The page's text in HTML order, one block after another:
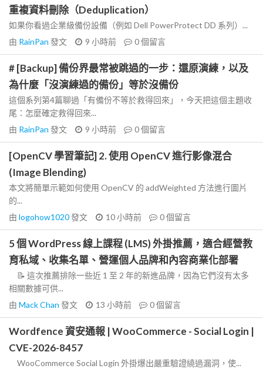
重複資料刪除（Deduplication）
如果你看過企業級備份設備（例如 Dell PowerProtect DD 系列）...
由 RainPan 發文 9 小時前 0個留言
# [Backup] 備份界最常被跳過的一步：還原演練，以及
為什麼「沒演練過的備份」等於沒備份
這個系列第4篇聊過「有備份不等於救得回來」，今天把這個主題收
尾：怎麼確定救得回來...
由 RainPan 發文 9 小時前 0個留言
[OpenCV 學習筆記] 2. 使用 OpenCV 進行影像混合
(Image Blending)
本文將簡單示範如何使用 OpenCV 的 addWeighted 方法進行圖片
的...
由 logohow1020發文 10 小時前 0個留言
5 個 WordPress 線上課程 (LMS) 外掛推薦，適合經營教
育私域、收集名單、營運個人品牌和內容商業化部署
📝 這次推薦排除一些近 1 至 2 年的新進品牌，因為它們沒有太多
相關數據可供...
由 Mack Chan 發文 13 小時前 0個留言
Wordfence 資安通報 | WooCommerce - Social Login |
CVE-2026-8457
WooCommerce Social Login 外掛爆出嚴重驗證繞過漏洞，使...